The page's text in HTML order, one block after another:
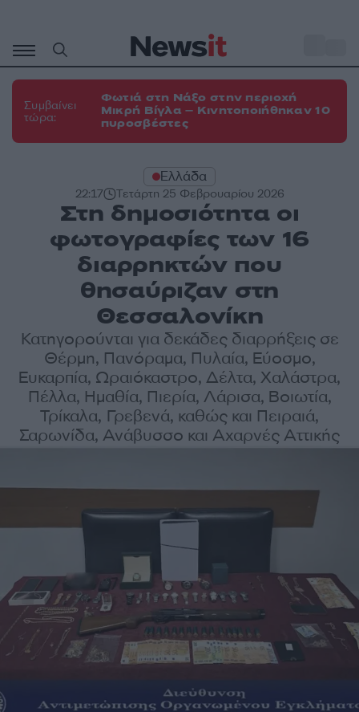
περιεχόμενο
Συμβαίνει
τώρα:
Φωτιά στη Νάξο στην περιοχή
Μικρή Βίγλα – Κινητοποιήθηκαν 10
πυροσβέστες
Ελλάδα
22:17 Τετάρτη 25 Φεβρουαρίου 2026
Στη δημοσιότητα οι
φωτογραφίες των 16
διαρρηκτών που
θησαύριζαν στη
Θεσσαλονίκη
Κατηγορούνται για δεκάδες διαρρήξεις σε
Θέρμη, Πανόραμα, Πυλαία, Εύοσμο,
Ευκαρπία, Ωραιόκαστρο, Δέλτα, Χαλάστρα,
Πέλλα, Ημαθία, Πιερία, Λάρισα, Βοιωτία,
Τρίκαλα, Γρεβενά, καθώς και Πειραιά,
Σαρωνίδα, Ανάβυσσο και Αχαρνές Αττικής